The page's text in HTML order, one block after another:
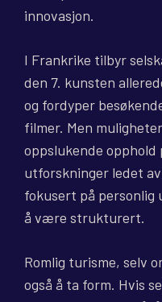
innovasjon.
I Frankrike tilbyr
den 7. kunsten
og fordyper
filmer. Men
oppslukende
utforskninger ledet
fokusert på
å være strukturert.
Romlig turisme, selv
også å ta form. Hvis